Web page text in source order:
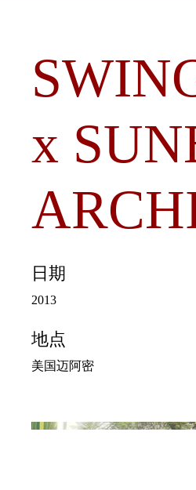
x
日期
2013
地点
美国迈阿密